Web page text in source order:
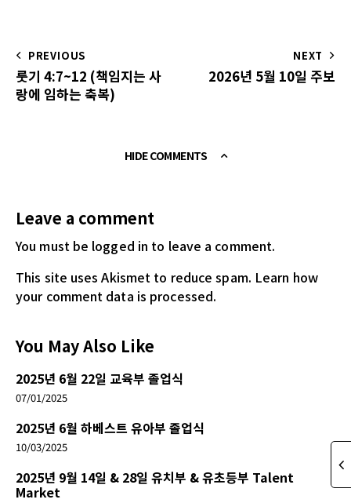
PREVIOUS
룻기 4:7~12 (책임지는 사
랑에 임하는 축복)
NEXT
2026년 5월 10일 주보
HIDE COMMENTS
Leave a comment
You must be logged in to leave a comment.
This site uses Akismet to reduce spam. Learn how
your comment data is processed.
You May Also Like
2025년 6월 22일 교육부 졸업식
07/01/2025
2025년 6월 하베스트 유아부 졸업식
10/03/2025
2025년 9월 14일 & 28일 유치부 & 유초등부 Talent
Market